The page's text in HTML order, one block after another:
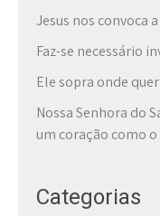
Jesus nos convoca
Faz-se necessário
Ele sopra onde quer
Nossa Senhora do
um coração como o
Categorias